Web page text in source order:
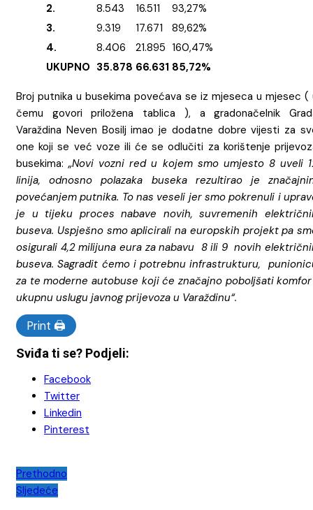
2.
8.543 16.511
93,27%
3.
9.319 17.671
89,62%
4.
8.406 21.895 160,47%
UKUPNO 35.878 66.631 85,72%
Broj putnika u busekima povećava se iz mjeseca u mjesec (
čemu govori priložena tablica ), a gradonačelnik
Varaždina Neven Bosilj imao je dodatne dobre vijesti za
one koji se već voze ili će se odlučiti za korištenje
busekima:„Novi vozni red u kojem smo umjesto 8 uveli
linija, odnosno polazaka buseka rezultirao je
povećanjem putnika. To nas veseli jer smo pokrenuli i
je u tijeku proces nabave novih, suvremenih
buseva. Uspješno smo aplicirali na europskih projekt pa
osigurali 4,2 milijuna eura za nabavu 8 ili 9 novih
buseva. Sagradit ćemo i potrebnu infrastrukturu,
za te moderne autobuse koji će značajno poboljšati
ukupnu uslugu javnog prijevoza u Varaždinu“.
Print 🖨
Sviđa ti se? Podjeli:
Facebook
Twitter
Linkedin
Pinterest
Navigacija
objava
Prethodno
Sljedeće